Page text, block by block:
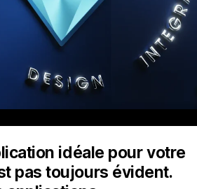
idéale pour votre
pas toujours évident.